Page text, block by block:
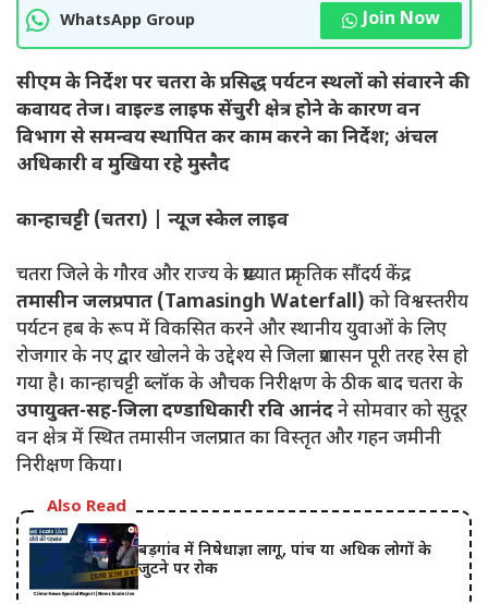
WhatsApp Group Join Now
सीएम के निर्देश पर चतरा के प्रसिद्ध पर्यटन स्थलों को संवारने की
कवायद तेज। वाइल्ड लाइफ सेंचुरी क्षेत्र होने के कारण वन
विभाग से समन्वय स्थापित कर काम करने का निर्देश; अंचल
अधिकारी व मुखिया रहे मुस्तैद
कान्हाचट्टी (चतरा) | न्यूज स्केल लाइव
चतरा जिले के गौरव और राज्य के प्रख्यात प्राकृतिक सौंदर्य केंद्र
तमासीन जलप्रपात (Tamasingh Waterfall) को विश्वस्तरीय
पर्यटन हब के रूप में विकसित करने और स्थानीय युवाओं के लिए
रोजगार के नए द्वार खोलने के उद्देश्य से जिला प्रशासन पूरी तरह रेस हो
गया है। कान्हाचट्टी ब्लॉक के औचक निरीक्षण के ठीक बाद चतरा के
उपायुक्त-सह-जिला दण्डाधिकारी रवि आनंदने सोमवार को सुदूर
वन क्षेत्र में स्थित तमासीन जलप्रपात का विस्तृत और गहन जमीनी
निरीक्षण किया।
Also Read
बड़गांव में निषेधाज्ञा लागू, पांच या अधिक लोगों के
जुटने पर रोक